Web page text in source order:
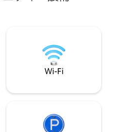
レッソマ
用に設
Treehouseです。
前にままれてみま
Wi-Fi